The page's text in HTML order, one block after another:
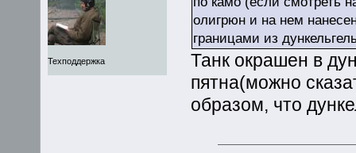
Техподдержка
олигрюн и на нем
границами из
Танк окрашен в
пятна(можно
образом, что